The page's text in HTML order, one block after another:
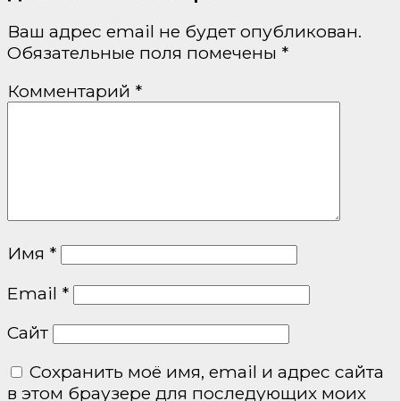
Ваш адрес email не будет опубликован.
Обязательные поля помечены *
Комментарий *
Имя *
Email *
Сайт
Сохранить моё имя, email и адрес сайта
в этом браузере для последующих моих